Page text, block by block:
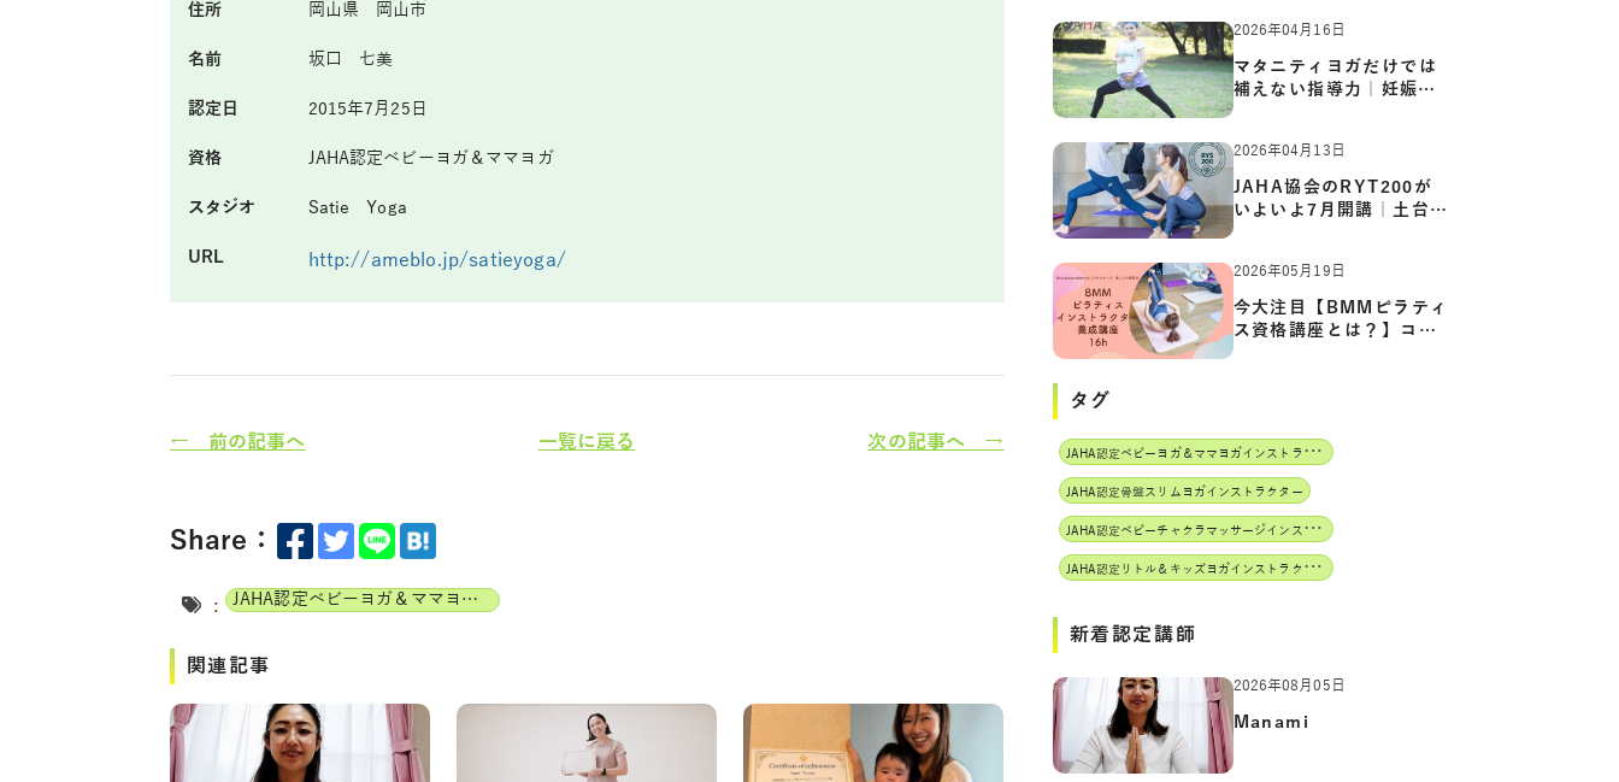
住所 岡山県 岡山市
名前 坂口 七美
認定日 2015年7月25日
資格 JAHA認定ベビーヨガ＆ママヨガ
スタジオ Satie Yoga
URL http://ameblo.jp/satieyoga/
← 前の記事へ 一覧に戻る 次の記事へ →
Share：
: JAHA認定ベビーヨガ＆ママヨガインストラクター
関連記事
2026年04月16日
マタニティヨガだけでは
補えない指導力｜妊娠期
の体…
2026年04月13日
JAHA協会のRYT200が
いよいよ7月開講｜土台か
ら応用ま…
2026年05月19日
今大注目【BMMピラティ
ス資格講座とは？】コア
からカ…
タグ
J
AHA認定ベビーヨガ＆ママヨガインストラクター
JAHA認定骨盤スリムヨガインストラクター
J
AHA認定ベビーチャクラマッサージインストラクター
J
AHA認定リトル＆キッズヨガインストラクター
新着認定講師
2026年08月05日
Manami